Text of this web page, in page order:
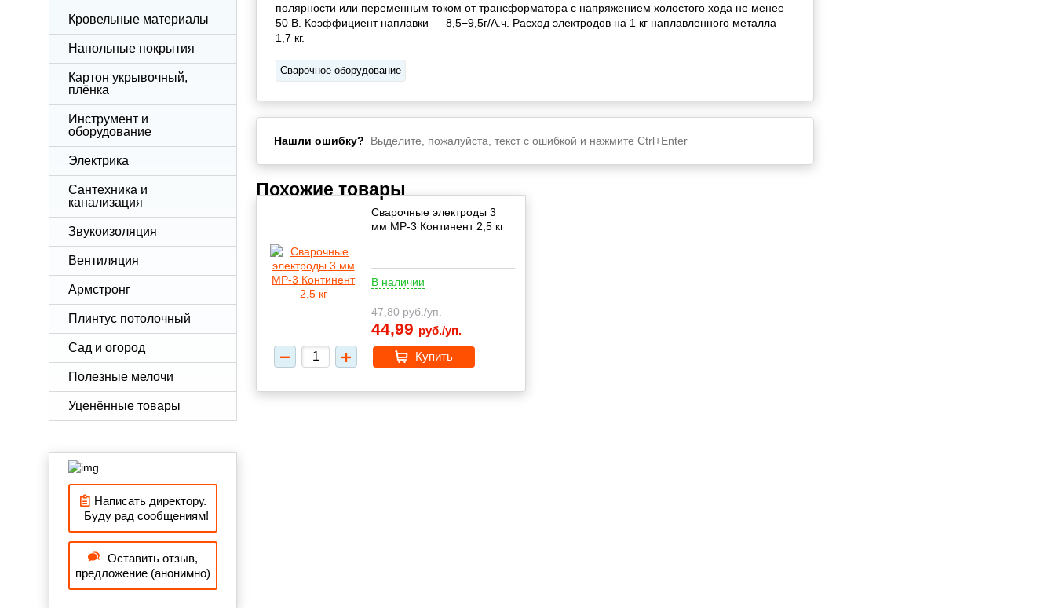
Кровельные материалы
Напольные покрытия
Картон укрывочный,
плёнка
Инструмент и
оборудование
Электрика
Сантехника и
канализация
Звукоизоляция
Вентиляция
Армстронг
Плинтус потолочный
Сад и огород
Полезные мелочи
Уценённые товары
Написать директору.
Буду рад сообщениям!
Оставить отзыв,
предложение (анонимно)
полярности или переменным током от трансформатора с напряжением холостого хода не менее
50 В. Коэффициент наплавки — 8,5−9,5г/А.ч. Расход электродов на 1 кг наплавленного металла —
1,7 кг.
Сварочное оборудование
Нашли ошибку? Выделите, пожалуйста, текст с ошибкой и нажмите Ctrl+Enter
Похожие товары
Сварочные электроды 3
мм МР-3 Континент 2,5 кг
В наличии
47,80руб./уп.
44,99 руб./уп.
Купить